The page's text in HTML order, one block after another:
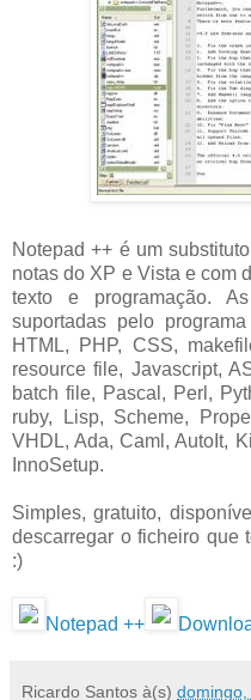
Notepad ++ é um
notas do XP e Vista e com
texto e programação.
suportadas pelo
HTML, PHP, CSS,
resource file, Javascript,
batch file, Pascal, Perl,
ruby, Lisp, Scheme,
VHDL, Ada, Caml, AutoIt,
InnoSetup.
Simples, gratuito,
descarregar o ficheiro que
:)
Notepad ++
Ricardo Santos à(s)